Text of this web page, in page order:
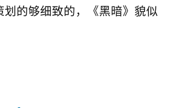
的够细致的，《黑暗》貌似